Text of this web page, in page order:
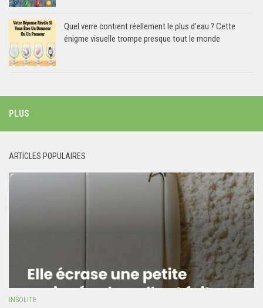
Quel verre contient réellement le plus d’eau ? Cette
énigme visuelle trompe presque tout le monde
PLUS
ARTICLES POPULAIRES
INSOLITE